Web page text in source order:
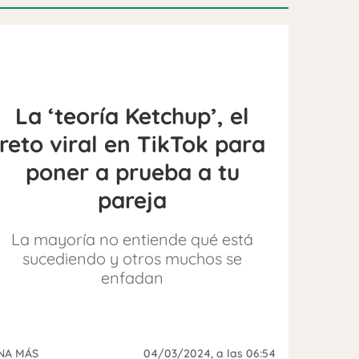
La ‘teoría Ketchup’, el
reto viral en TikTok para
poner a prueba a tu
pareja
La mayoría no entiende qué está
sucediendo y otros muchos se
enfadan
MÁS 04/03/2024, a las 06:54